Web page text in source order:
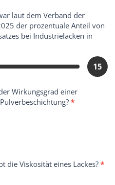
laut dem Verband der
der prozentuale Anteil von
bei Industrielacken in
15
Wirkungsgrad einer
*
die Viskosität eines Lackes? *